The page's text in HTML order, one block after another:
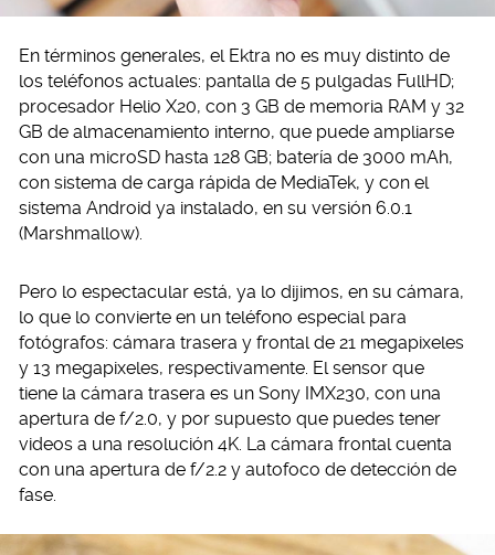
En términos generales, el Ektra no es muy distinto de
los teléfonos actuales: pantalla de 5 pulgadas FullHD;
procesador Helio X20, con 3 GB de memoria RAM y 32
GB de almacenamiento interno, que puede ampliarse
con una microSD hasta 128 GB; batería de 3000 mAh,
con sistema de carga rápida de MediaTek, y con el
sistema Android ya instalado, en su versión 6.0.1
(Marshmallow).
Pero lo espectacular está, ya lo dijimos, en su cámara,
lo que lo convierte en un teléfono especial para
fotógrafos: cámara trasera y frontal de 21 megapixeles
y 13 megapixeles, respectivamente. El sensor que
tiene la cámara trasera es un Sony IMX230, con una
apertura de f/2.0, y por supuesto que puedes tener
videos a una resolución 4K. La cámara frontal cuenta
con una apertura de f/2.2 y autofoco de detección de
fase.